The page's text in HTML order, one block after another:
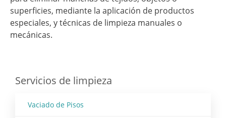
superficies, mediante la aplicación de productos
especiales, y técnicas de limpieza manuales o
mecánicas.
Servicios de limpieza
Vaciado de Pisos